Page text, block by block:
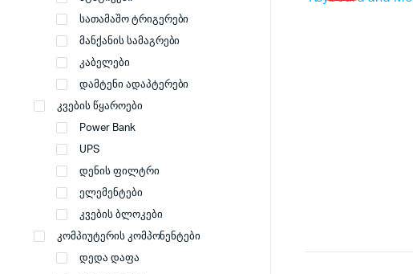
სათამაშო ტრიგერები
მანქანის სამაგრები
კაბელები
დამტენი ადაპტერები
კვების წყაროები
Power Bank
UPS
დენის ფილტრი
ელემენტები
კვების ბლოკები
კომპიუტერის კომპონენტები
დედა დაფა